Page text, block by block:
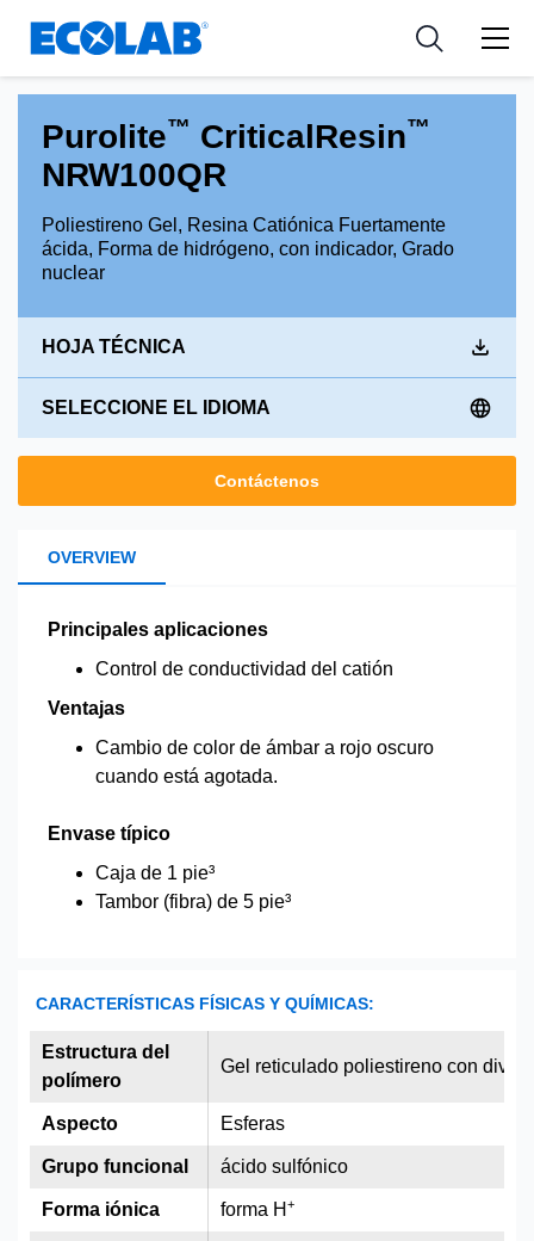
Resources
Aplicación
Nutraceuticals
Empresa
Tipo de producto
Purolite™ CriticalResin™
NRW100QR
Poliestireno Gel, Resina Catiónica Fuertamente
ácida, Forma de hidrógeno, con indicador, Grado
nuclear
HOJA TÉCNICA
SELECCIONE EL IDIOMA
Contáctenos
OVERVIEW
Principales aplicaciones
Control de conductividad del catión
Ventajas
Cambio de color de ámbar a rojo oscuro
cuando está agotada.
Envase típico
Caja de 1 pie³
Tambor (fibra) de 5 pie³
CARACTERÍSTICAS FÍSICAS Y QUÍMICAS:
Gel reticulado poliestireno con
Esferas
ácido sulfónico
forma H +
Estructura del
polímero
Aspecto
Grupo funcional
Forma iónica